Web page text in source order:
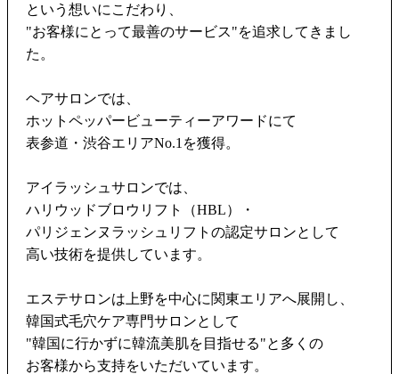
という想いにこだわり、
"お客様にとって最善のサービス"を追求してきまし
た。
ヘアサロンでは、
ホットペッパービューティーアワードにて
表参道・渋谷エリアNo.1を獲得。
アイラッシュサロンでは、
ハリウッドブロウリフト（HBL）・
パリジェンヌラッシュリフトの認定サロンとして
高い技術を提供しています。
エステサロンは上野を中心に関東エリアへ展開し、
韓国式毛穴ケア専門サロンとして
"韓国に行かずに韓流美肌を目指せる"と多くの
お客様から支持をいただいています。